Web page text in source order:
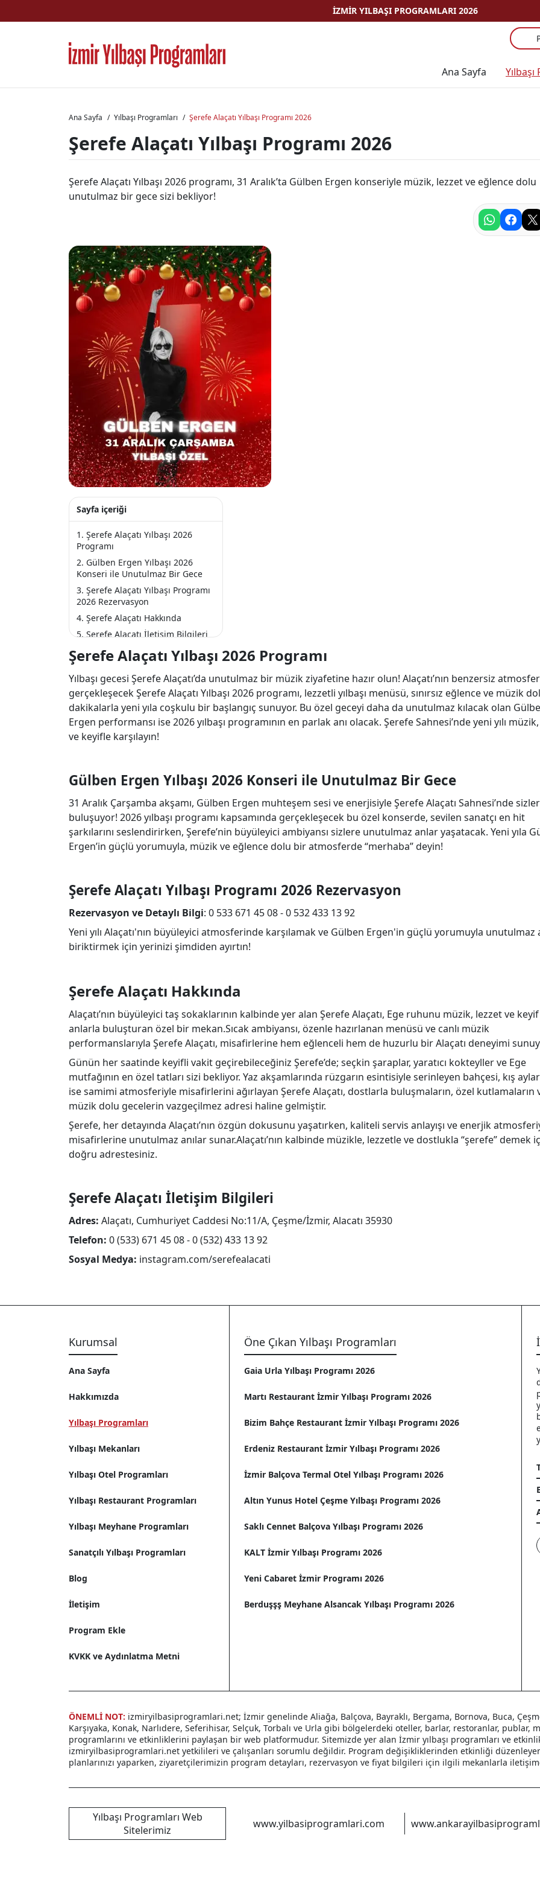
İZMIR YILBAŞI PROGRAMLARI 2026
Ana Sayfa
Ana Sayfa Yılbaşı Programları Şerefe Alaçatı Yılbaşı Programı 2026
Şerefe Alaçatı Yılbaşı Programı 2026
Şerefe Alaçatı Yılbaşı 2026 programı, 31 Aralık’ta Gülben Ergen konseriyle müzik, lezzet ve eğlence dolu
unutulmaz bir gece sizi bekliyor!
Sayfa içeriği
Şerefe Alaçatı Yılbaşı 2026
Programı
Gülben Ergen Yılbaşı 2026
Konseri ile Unutulmaz Bir Gece
Şerefe Alaçatı Yılbaşı Programı
2026 Rezervasyon
Şerefe Alaçatı Hakkında
Şerefe Alaçatı İletişim Bilgileri
Şerefe Alaçatı Yılbaşı 2026 Programı
Yılbaşı gecesi Şerefe Alaçatı’da unutulmaz bir müzik ziyafetine hazır olun! Alaçatı’nın benzersiz
gerçekleşecek Şerefe Alaçatı Yılbaşı 2026 programı, lezzetli yılbaşı menüsü, sınırsız eğlence ve müzik
dakikalarla yeni yıla coşkulu bir başlangıç sunuyor. Bu özel geceyi daha da unutulmaz kılacak olan
Ergen performansı ise 2026 yılbaşı programının en parlak anı olacak. Şerefe Sahnesi’nde yeni yılı
ve keyifle karşılayın!
Gülben Ergen Yılbaşı 2026 Konseri ile Unutulmaz Bir Gece
31 Aralık Çarşamba akşamı, Gülben Ergen muhteşem sesi ve enerjisiyle Şerefe Alaçatı Sahnesi’nde
buluşuyor! 2026 yılbaşı programı kapsamında gerçekleşecek bu özel konserde, sevilen sanatçı en hit
şarkılarını seslendirirken, Şerefe’nin büyüleyici ambiyansı sizlere unutulmaz anlar yaşatacak. Yeni yıla
Ergen’in güçlü yorumuyla, müzik ve eğlence dolu bir atmosferde “merhaba” deyin!
Şerefe Alaçatı Yılbaşı Programı 2026 Rezervasyon
Rezervasyon ve Detaylı Bilgi: 0 533 671 45 08 - 0 532 433 13 92
Yeni yılı Alaçatı'nın büyüleyici atmosferinde karşılamak ve Gülben Ergen'in güçlü yorumuyla unutulmaz
biriktirmek için yerinizi şimdiden ayırtın!
Şerefe Alaçatı Hakkında
Alaçatı’nın büyüleyici taş sokaklarının kalbinde yer alan Şerefe Alaçatı, Ege ruhunu müzik, lezzet ve
anlarla buluşturan özel bir mekan.Sıcak ambiyansı, özenle hazırlanan menüsü ve canlı müzik
performanslarıyla Şerefe Alaçatı, misafirlerine hem eğlenceli hem de huzurlu bir Alaçatı deneyimi
Günün her saatinde keyifli vakit geçirebileceğiniz Şerefe’de; seçkin şaraplar, yaratıcı kokteyller ve Ege
mutfağının en özel tatları sizi bekliyor. Yaz akşamlarında rüzgarın esintisiyle serinleyen bahçesi, kış
ise samimi atmosferiyle misafirlerini ağırlayan Şerefe Alaçatı, dostlarla buluşmaların, özel kutlamaların
müzik dolu gecelerin vazgeçilmez adresi haline gelmiştir.
Şerefe, her detayında Alaçatı’nın özgün dokusunu yaşatırken, kaliteli servis anlayışı ve enerjik
misafirlerine unutulmaz anılar sunar.Alaçatı’nın kalbinde müzikle, lezzetle ve dostlukla “şerefe” demek
doğru adrestesiniz.
Şerefe Alaçatı İletişim Bilgileri
Adres: Alaçatı, Cumhuriyet Caddesi No:11/A, Çeşme/İzmir, Alacatı 35930
Telefon: 0 (533) 671 45 08 - 0 (532) 433 13 92
Sosyal Medya: instagram.com/serefealacati
Kurumsal
Ana Sayfa
Hakkımızda
Yılbaşı Programları
Yılbaşı Mekanları
Yılbaşı Otel Programları
Yılbaşı Restaurant Programları
Yılbaşı Meyhane Programları
Sanatçılı Yılbaşı Programları
Blog
İletişim
Program Ekle
KVKK ve Aydınlatma Metni
Öne Çıkan Yılbaşı Programları
Gaia Urla Yılbaşı Programı 2026
Martı Restaurant İzmir Yılbaşı Programı 2026
Bizim Bahçe Restaurant İzmir Yılbaşı Programı 2026
Erdeniz Restaurant İzmir Yılbaşı Programı 2026
İzmir Balçova Termal Otel Yılbaşı Programı 2026
Altın Yunus Hotel Çeşme Yılbaşı Programı 2026
Saklı Cennet Balçova Yılbaşı Programı 2026
KALT İzmir Yılbaşı Programı 2026
Yeni Cabaret İzmir Programı 2026
Berduşşş Meyhane Alsancak Yılbaşı Programı 2026
ÖNEMLİ NOT: izmiryilbasiprogramlari.net; İzmir genelinde Aliağa, Balçova, Bayraklı, Bergama, Bornova, Buca,
Karşıyaka, Konak, Narlıdere, Seferihisar, Selçuk, Torbalı ve Urla gibi bölgelerdeki oteller, barlar, restoranlar, publar,
programlarını ve etkinliklerini paylaşan bir web platformudur. Sitemizde yer alan İzmir yılbaşı programları ve
izmiryilbasiprogramlari.net yetkilileri ve çalışanları sorumlu değildir. Program değişikliklerinden etkinliği
planlarınızı yaparken, ziyaretçilerimizin program detayları, rezervasyon ve fiyat bilgileri için ilgili mekanlarla
Yılbaşı Programları Web
Sitelerimiz
www.yilbasiprogramlari.com